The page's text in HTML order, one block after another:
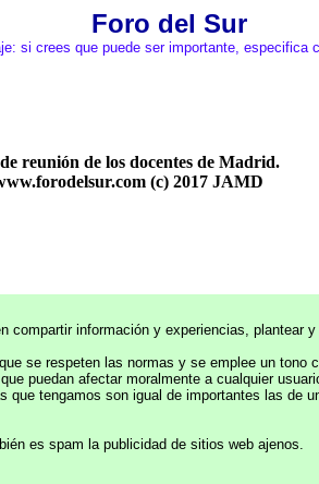
Foro del Sur
si crees que puede ser importante, especifica
reunión de los docentes de Madrid.
(c) 2017 JAMD
información y experiencias,
se respeten las normas y se emplee un tono
puedan afectar moralmente a cualquier
tengamos son igual de importantes las de
es spam la publicidad de sitios web ajenos.